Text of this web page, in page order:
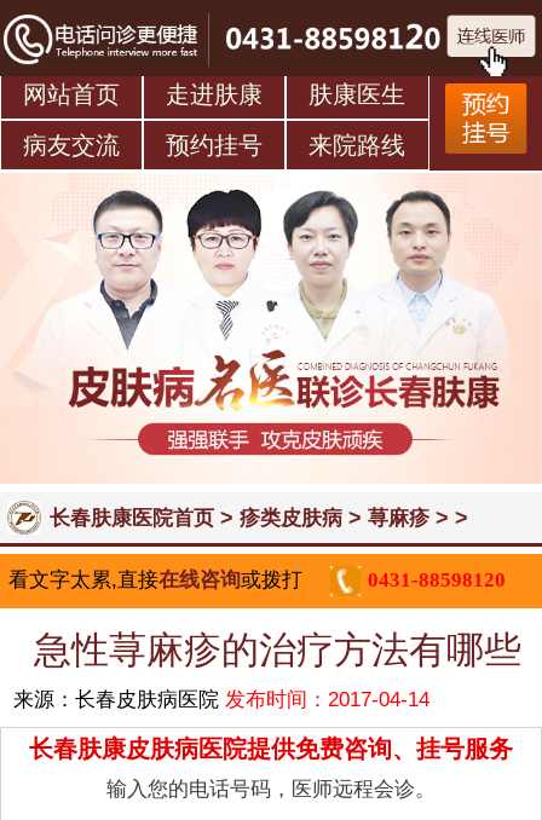
网站首页 走进肤康
肤康医生
病友交流
预约挂号 来院路线
长春肤康医院首页> 疹类皮肤病> 荨麻疹> >
看文字太累,直接在线咨询或拨打 0431-88598120
急性荨麻疹的治疗方法有哪些
来源：长春皮肤病医院发布时间：2017-04-14
长春肤康皮肤病医院提供免费咨询、挂号服务
输入您的电话号码，医师远程会诊。